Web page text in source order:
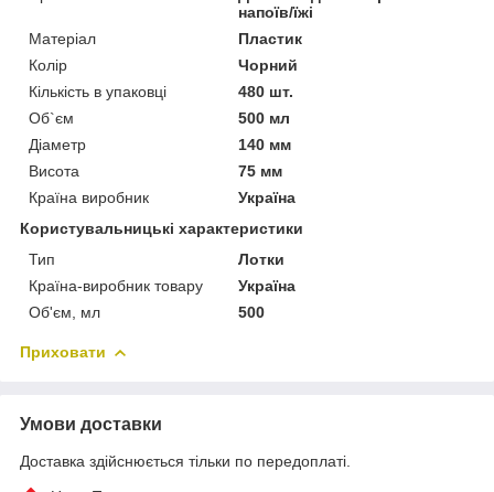
напоїв/їжі
Матеріал
Пластик
Колір
Чорний
Кількість в упаковці
480 шт.
Об`єм
500 мл
Діаметр
140 мм
Висота
75 мм
Країна виробник
Україна
Користувальницькі характеристики
Тип
Лотки
Країна-виробник товару
Україна
Об'єм, мл
500
Приховати
Умови доставки
Доставка здійснюється тільки по передоплаті.